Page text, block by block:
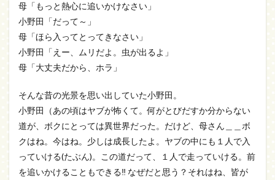
母「もっと熱心に追いかけなさい」
小野田「だって～」
母「ほら入ってとってきなさい」
小野田「えー、ムリだよ。虫が出るよ」
母「大丈夫だから、ホラ」
そんな昔の光景を思い出していた小野田。
小野田（あの頃はヤブが怖くて。何がとびだすか分からない
道が、ボクにとっては異世界だった。だけど、母さん＿＿ボ
クはね。今はね。少しは成長したよ。ヤブの中にも１人で入
っていける(たぶん)。この道だって、１人で走っていける。前
を追いかけることもできる‼ なぜだと思う？それはね、皆が